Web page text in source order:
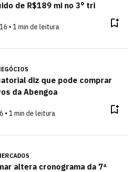
de R$189 mi no 3° tri
• 1 min de leitura
diz que pode comprar
da Abengoa
• 1 min de leitura
altera cronograma da 7ª